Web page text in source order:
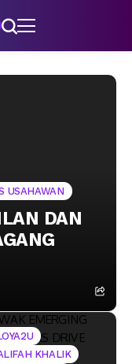
USAHAWAN
DAN
KHALIK